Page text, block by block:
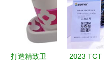
打造精致卫
2023 TCT